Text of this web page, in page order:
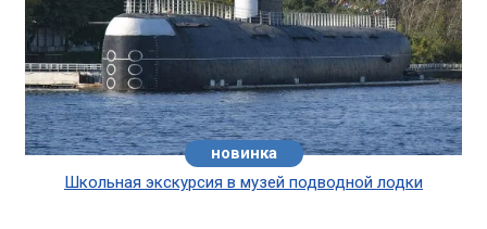
новинка
Школьная экскурсия в музей подводной лодки